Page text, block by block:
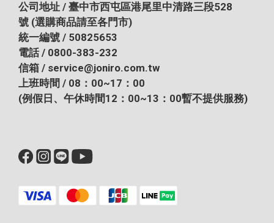
公司地址 / 臺中市西屯區港尾里中清路三段528
號 (選購商品請至各門市)
統一編號 / 50825653
電話 / 0800-383-232
信箱 / service@joniro.com.tw
上班時間 / 08：00~17：00
(例假日、午休時間12：00~13：00暫不提供服務)